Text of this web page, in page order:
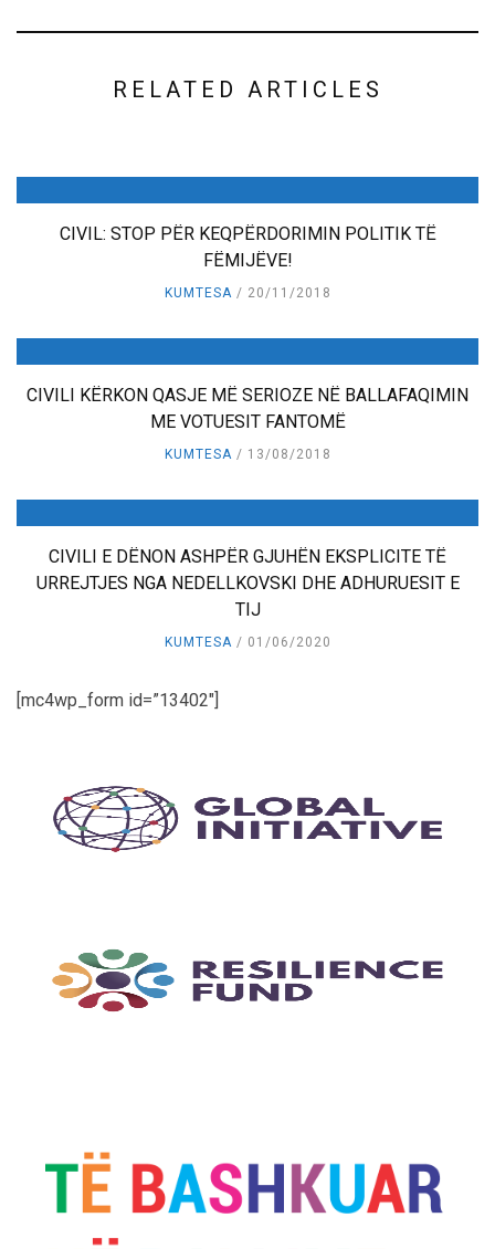
RELATED ARTICLES
CIVIL: STOP PËR KEQPËRDORIMIN POLITIK TË
FËMIJËVE!
KUMTESA 20/11/2018
CIVILI KËRKON QASJE MË SERIOZE NË BALLAFAQIMIN
ME VOTUESIT FANTOMË
KUMTESA 13/08/2018
CIVILI E DËNON ASHPËR GJUHËN EKSPLICITE TË
URREJTJES NGA NEDELLKOVSKI DHE ADHURUESIT E
TIJ
KUMTESA 01/06/2020
[mc4wp_form id=”13402″]